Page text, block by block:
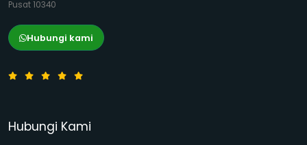
Pusat 10340
Hubungi kami
Hubungi Kami